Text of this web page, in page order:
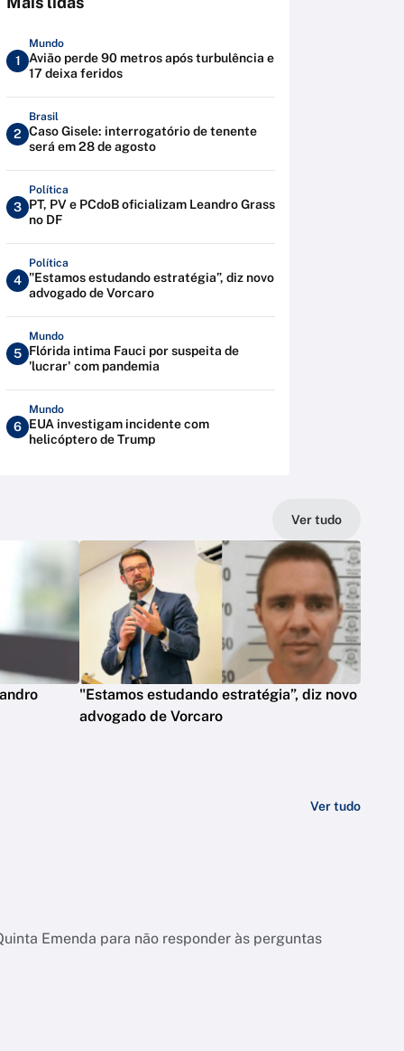
1
Mundo
Avião perde 90 metros após turbulência e
17 deixa feridos
2
Brasil
Caso Gisele: interrogatório de tenente
será em 28 de agosto
3
Política
PT, PV e PCdoB oficializam Leandro Grass
no DF
4
Política
"Estamos estudando estratégia”, diz novo
advogado de Vorcaro
5
Mundo
Flórida intima Fauci por suspeita de
'lucrar' com pandemia
6
Mundo
EUA investigam incidente com
helicóptero de Trump
Ver tudo
"Estamos estudando estratégia”, diz novo
advogado de Vorcaro
Ver tudo
Emenda para não responder às perguntas